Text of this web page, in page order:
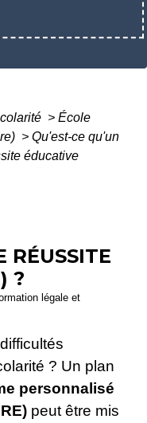
> École
> Qu'est-ce qu'un
éducative
RÉUSSITE
?
légale et
? Un plan
personnalisé
peut être mis